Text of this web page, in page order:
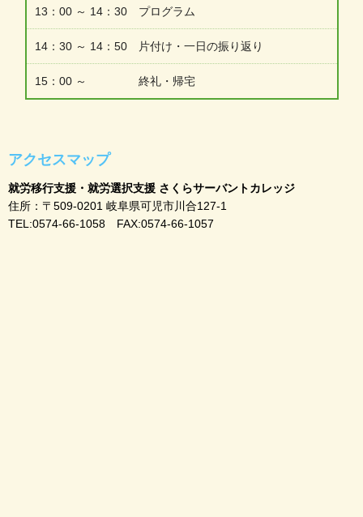
13：00 ～ 14：30 プログラム
14：30 ～ 14：50 片付け・一日の振り返り
15：00 ～ 終礼・帰宅
アクセスマップ
就労移行支援・就労選択支援 さくらサーバントカレッジ
住所：〒509-0201 岐阜県可児市川合127-1
TEL:0574-66-1058 FAX:0574-66-1057